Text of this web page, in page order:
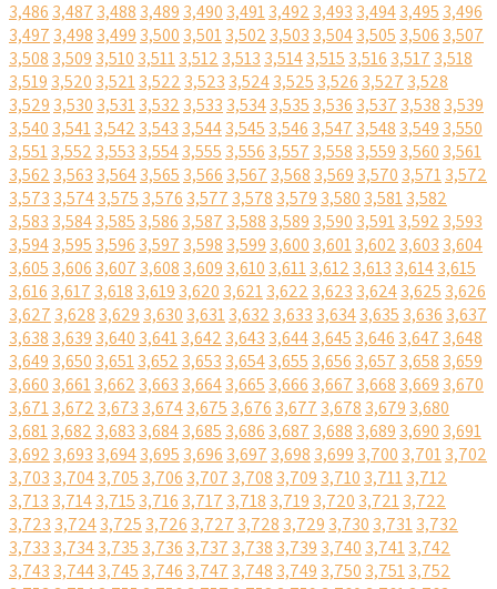
3,486 3,487 3,488 3,489 3,490 3,4913,492 3,493 3,4943,495 3,496
3,497 3,498 3,499 3,500 3,5013,502 3,503 3,5043,505 3,506 3,507
3,508 3,509 3,510 3,5113,512 3,513 3,5143,515 3,516 3,517 3,518
3,519 3,520 3,5213,522 3,523 3,5243,525 3,526 3,527 3,528
3,529 3,530 3,5313,532 3,533 3,5343,535 3,536 3,537 3,538 3,539
3,540 3,5413,542 3,543 3,5443,545 3,546 3,547 3,548 3,549 3,550
3,5513,552 3,553 3,5543,555 3,556 3,557 3,558 3,559 3,560 3,561
3,562 3,563 3,5643,565 3,566 3,567 3,568 3,569 3,570 3,5713,572
3,573 3,5743,575 3,576 3,577 3,578 3,579 3,580 3,5813,582
3,583 3,5843,585 3,586 3,587 3,588 3,589 3,590 3,5913,592 3,593
3,5943,595 3,596 3,597 3,598 3,599 3,600 3,6013,602 3,603 3,604
3,605 3,606 3,607 3,608 3,609 3,610 3,6113,612 3,613 3,6143,615
3,616 3,617 3,618 3,619 3,620 3,6213,622 3,623 3,6243,625 3,626
3,627 3,628 3,629 3,630 3,6313,632 3,633 3,6343,635 3,636 3,637
3,638 3,639 3,640 3,6413,642 3,643 3,6443,645 3,646 3,647 3,648
3,649 3,650 3,6513,652 3,653 3,6543,655 3,656 3,657 3,658 3,659
3,660 3,6613,662 3,663 3,6643,665 3,666 3,667 3,668 3,669 3,670
3,6713,672 3,673 3,6743,675 3,676 3,677 3,678 3,679 3,680
3,6813,682 3,683 3,6843,685 3,686 3,687 3,688 3,689 3,690 3,691
3,692 3,693 3,6943,695 3,696 3,697 3,698 3,699 3,700 3,7013,702
3,703 3,7043,705 3,706 3,707 3,708 3,709 3,710 3,7113,712
3,713 3,7143,715 3,716 3,717 3,718 3,719 3,720 3,7213,722
3,723 3,7243,725 3,726 3,727 3,728 3,729 3,730 3,7313,732
3,733 3,7343,735 3,736 3,737 3,738 3,739 3,740 3,7413,742
3,743 3,7443,745 3,746 3,747 3,748 3,749 3,750 3,7513,752